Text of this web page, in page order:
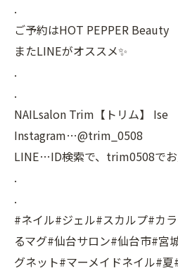
.
ご予約はHOT PEPPER Beauty
またLINEがオススメ✨
.
.
NAILsalon Trim【トリム】 Ise
Instagram…@trim_0508
LINE…ID検索で、trim0508でお
.
.
#ネイル#ジェル#スカルプ#カ
るマグ#仙台サロン#仙台市#宮
グネット#マーメイドネイル#